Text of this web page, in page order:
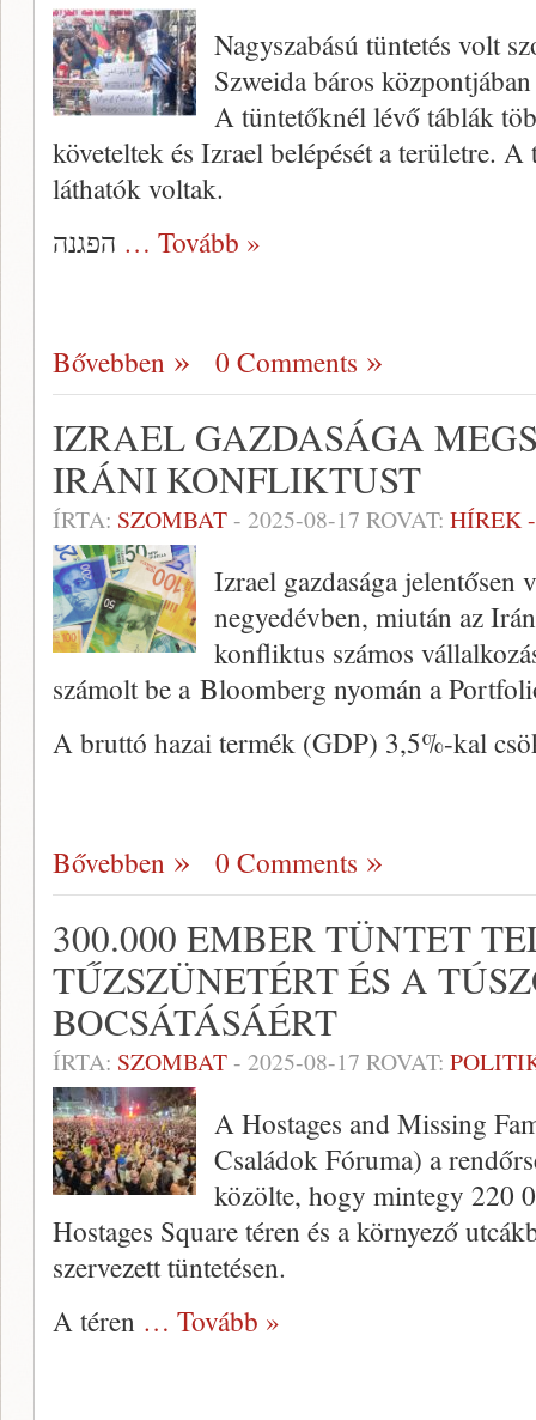
Nagyszabású tüntetés volt
Szweida báros
A tüntetőknél lévő táblák
követeltek és Izrael belépését a területre.
láthatók voltak.
… Tovább »
Bővebben 0 Comments
IZRAEL GAZDASÁGA
IRÁNI KONFLIKTUST
ÍRTA: SZOMBAT- 2025-08-17 ROVAT: HÍREK
Izrael gazdasága jelentősen
negyedévben, miután az
konfliktus számos
számolt be a Bloomberg nyomán a
A bruttó hazai termék (GDP) 3,5%-kal
Bővebben 0 Comments
300.000 EMBER TÜNTET
TŰZSZÜNETÉRT ÉS A
BOCSÁTÁSÁÉRT
ÍRTA: SZOMBAT- 2025-08-17 ROVAT:
A Hostages and Missing
Családok Fóruma) a
közölte, hogy mintegy 220
Hostages Square téren és a környező
szervezett tüntetésen.
A téren … Tovább »